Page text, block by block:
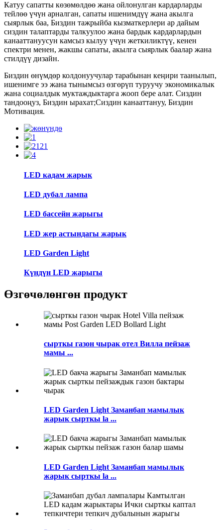
Катуу сапатты көзөмөлдөө жана ойлонулган кардарларды
тейлөө үчүн арналган, сапаты ишенимдүү жана акылга
сыярлык баа, Биздин тажрыйба кызматкерлери ар дайым
сиздин талаптарды талкуулоо жана бардык кардарлардын
канааттануусун камсыз кылуу үчүн жеткиликтүү, кенен
спектри менен, жакшы сапаты, акылга сыярлык баалар жана
стилдүү дизайн.
Биздин өнүмдөр колдонуучулар тарабынан кеңири таанылып,
ишенимге ээ жана тынымсыз өзгөрүп туруучу экономикалык
жана социалдык муктаждыктарга жооп бере алат. Сиздин
тандооңуз, Биздин ырахат;Сиздин канааттануу, Биздин
Мотивация.
LED кадам жарык
LED дубал лампа
LED бассейн жарыгы
LED жер астындагы жарык
LED Garden Light
Күндүн LED жарыгы
Өзгөчөлөнгөн продукт
сырткы газон чырак отел Вилла пейзаж
мамы ...
LED Garden Light Заманбап мамылык
жарык сырткы la ...
LED Garden Light Заманбап мамылык
жарык сырткы la ...